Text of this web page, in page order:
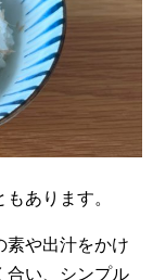
あります。
素や出汁をかけ
合い、シンプル